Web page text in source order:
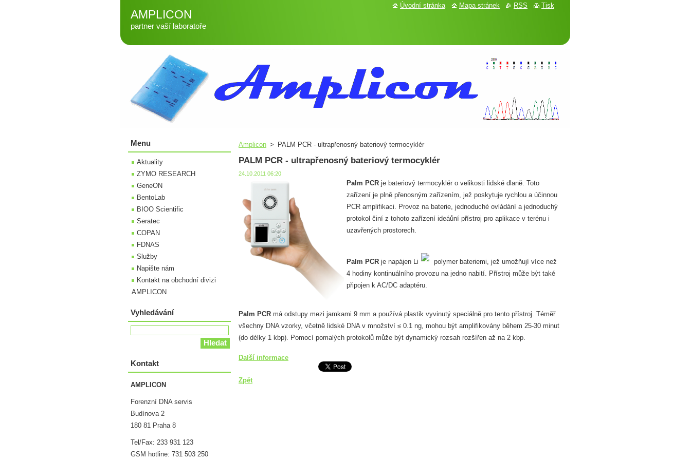
AMPLICON
partner vaší laboratoře
Amplicon > PALM PCR - ultrapřenosný bateriový termocyklér
PALM PCR - ultrapřenosný bateriový termocyklér
24.10.2011 06:20
Palm PCR je bateriový termocyklér o velikosti lidské dlaně. Toto
zařízení je plně přenosným zařízením, jež poskytuje rychlou a účinnou
PCR amplifikaci. Provoz na baterie, jednoduché ovládání a jednoduchý
protokol činí z tohoto zařízení ideáůní přístroj pro aplikace v terénu i
uzavřených prostorech.
Palm PCR je napájen Li
polymer bateriemi, jež umožňují více než
4 hodiny kontinuálního provozu na jedno nabití. Přístroj může být také
připojen k AC/DC adaptéru.
Palm PCR má odstupy mezi jamkami 9 mm a používá plastik vyvinutý speciálně pro tento přístroj. Téměř
všechny DNA vzorky, včetně lidské DNA v množství ≤ 0.1 ng, mohou být amplifikovány během 25-30 minut
(do délky 1 kbp). Pomocí pomalých protokolů může být dynamický rozsah rozšířen až na 2 kbp.
Další informace
Zpět
Menu
Aktuality
ZYMO RESEARCH
GeneON
BentoLab
BIOO Scientific
Seratec
COPAN
FDNAS
Služby
Napište nám
Kontakt na obchodní divizi
AMPLICON
Vyhledávání
Kontakt
AMPLICON
Forenzní DNA servis
Budínova 2
180 81 Praha 8
Tel/Fax: 233 931 123
GSM hotline: 731 503 250
Úvodní stránka Mapa stránek RSS Tisk